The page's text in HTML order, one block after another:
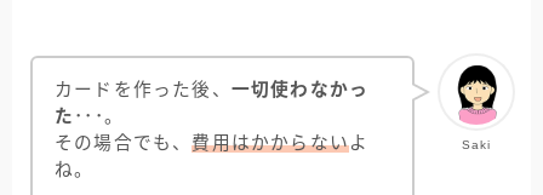
Saki
カードを作った後、 一切使わなかっ
た ･･･。
その場合でも、費用はかからないよ
ね。